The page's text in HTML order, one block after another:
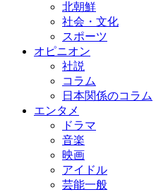
北朝鮮
社会・文化
スポーツ
オピニオン
社説
コラム
日本関係のコラム
エンタメ
ドラマ
音楽
映画
アイドル
芸能一般